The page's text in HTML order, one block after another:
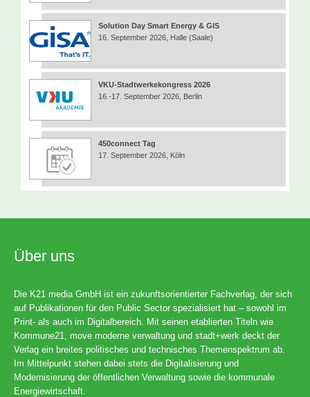
Solution Day Smart Energy & GIS
16. September 2026, Halle (Saale)
VKU-Stadtwerkekongress 2026
16.-17. September 2026, Berlin
450connect Tag
17. September 2026, Köln
Über uns
Die K21 media GmbH ist ein zukunftsorientierter Fachverlag, der sich
auf Publikationen für den Public Sector spezialisiert hat – sowohl im
Print- als auch im Digitalbereich. Mit seinen etablierten Titeln wie
Kommune21, move moderne verwaltung und stadt+werk deckt der
Verlag ein breites politisches und technisches Themenspektrum ab.
Im Mittelpunkt stehen dabei stets die Digitalisierung und
Modernisierung der öffentlichen Verwaltung sowie die kommunale
Energiewirtschaft.